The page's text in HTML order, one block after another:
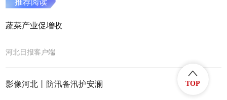
推荐阅读
蔬菜产业促增收
河北日报客户端
影像河北丨防汛备汛护安澜 TOP